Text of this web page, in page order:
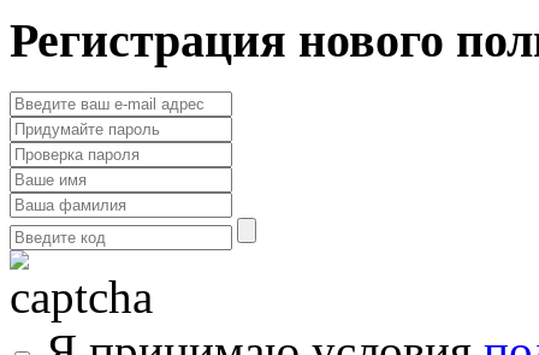
Регистрация нового